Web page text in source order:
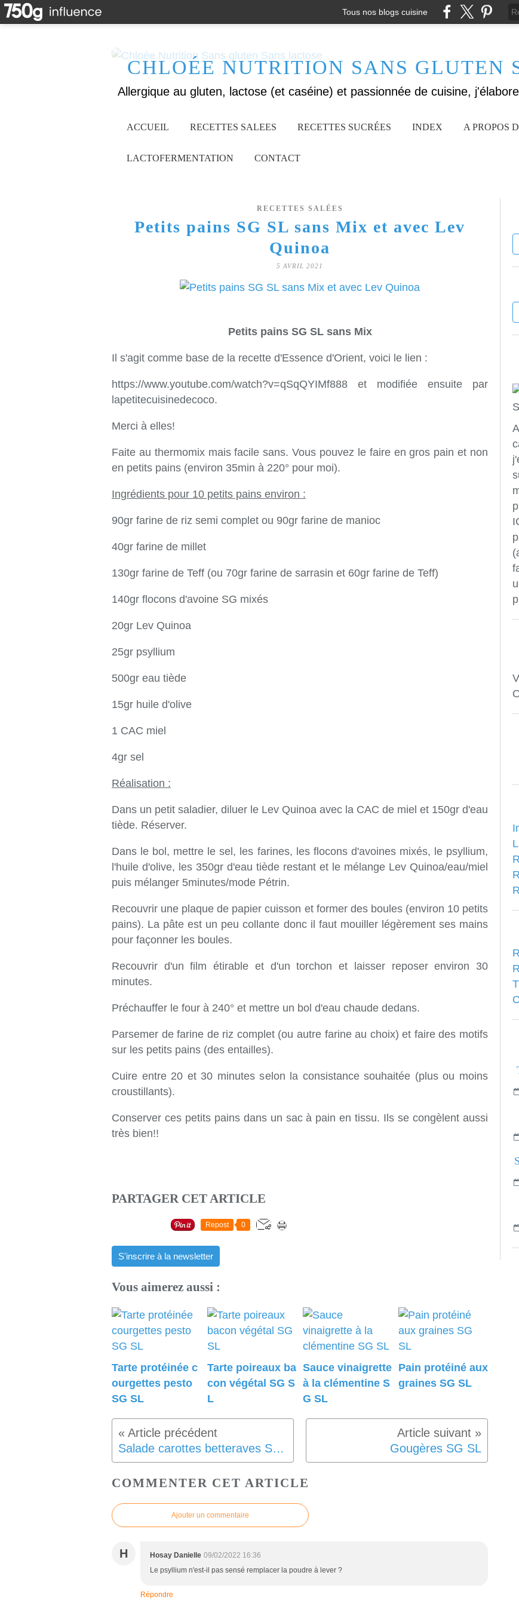
Tous nos blogs cuisine
CHLOÉE NUTRITION SANS GLUTEN
ACCUEIL RECETTES SALEES RECETTES SUCRÉES INDEX A PROPOS
LACTOFERMENTATION CONTACT
RECETTES SALÉES
Petits pains SG SL sans Mix et avec Lev
Quinoa
5 AVRIL 2021
Petits pains SG SL sans Mix
Il s'agit comme base de la recette d'Essence d'Orient, voici le lien :
https://www.youtube.com/watch?v=qSqQYIMf888 et modifiée ensuite par
lapetitecuisinedecoco.
Merci à elles!
Faite au thermomix mais facile sans. Vous pouvez le faire en gros pain et non
en petits pains (environ 35min à 220° pour moi).
Ingrédients pour 10 petits pains environ :
90gr farine de riz semi complet ou 90gr farine de manioc
40gr farine de millet
130gr farine de Teff (ou 70gr farine de sarrasin et 60gr farine de Teff)
140gr flocons d'avoine SG mixés
20gr Lev Quinoa
25gr psyllium
500gr eau tiède
15gr huile d'olive
1 CAC miel
4gr sel
Réalisation :
Dans un petit saladier, diluer le Lev Quinoa avec la CAC de miel et 150gr d'eau
tiède. Réserver.
Dans le bol, mettre le sel, les farines, les flocons d'avoines mixés, le psyllium,
l'huile d'olive, les 350gr d'eau tiède restant et le mélange Lev Quinoa/eau/miel
puis mélanger 5minutes/mode Pétrin.
Recouvrir une plaque de papier cuisson et former des boules (environ 10 petits
pains). La pâte est un peu collante donc il faut mouiller légèrement ses mains
pour façonner les boules.
Recouvrir d'un film étirable et d'un torchon et laisser reposer environ 30
minutes.
Préchauffer le four à 240° et mettre un bol d'eau chaude dedans.
Parsemer de farine de riz complet (ou autre farine au choix) et faire des motifs
sur les petits pains (des entailles).
Cuire entre 20 et 30 minutes selon la consistance souhaitée (plus ou moins
croustillants).
Conserver ces petits pains dans un sac à pain en tissu. Ils se congèlent aussi
très bien!!
PARTAGER CET ARTICLE
Repost 0
S'inscrire à la newsletter
Vous aimerez aussi :
Tarte protéinée c
ourgettes pesto
SG SL
Tarte poireaux ba
con végétal SG S
L
Sauce vinaigrette
à la clémentine S
G SL
Pain protéiné aux
graines SG SL
Salade carottes betteraves SG SL Gougères SG SL
COMMENTER CET ARTICLE
Ajouter un commentaire
H Hosay Danielle 09/02/2022 16:36
Le psyllium n'est-il pas sensé remplacer la poudre à lever ?
Répondre